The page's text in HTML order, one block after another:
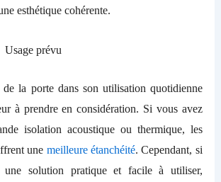
esthétique cohérente.
Usage prévu
la porte dans son utilisation quotidienne
à prendre en considération. Si vous avez
isolation acoustique ou thermique, les
une meilleure étanchéité. Cependant, si
une solution pratique et facile à utiliser,